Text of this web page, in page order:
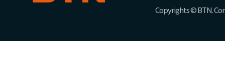
Copyrights © BTN.